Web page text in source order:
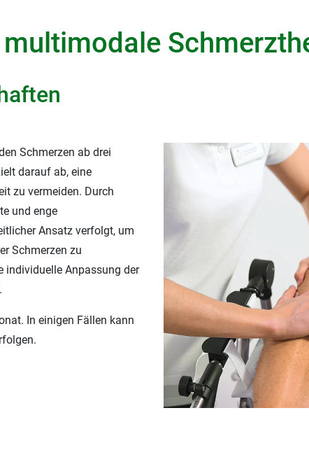
Schmerzen ab drei
darauf ab, eine
zu vermeiden. Durch
und enge
Ansatz verfolgt, um
Schmerzen zu
individuelle Anpassung der
In einigen Fällen kann